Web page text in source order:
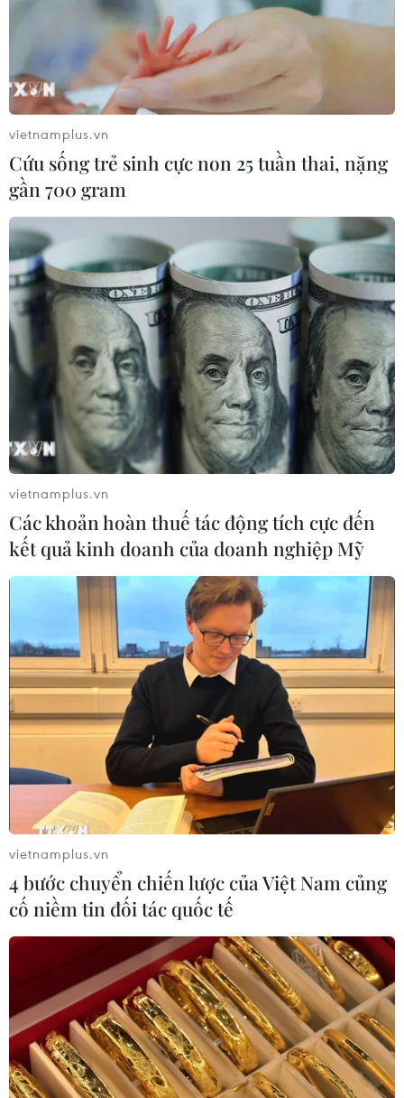
TIN CÙNG CHUYÊN MỤC
Trung Quốc công bố kế hoạch phát
triển ngành hàng không dân dụng
09/08/2026 05:12
Giá gạo Việt Nam đi ngược xu hướng
với các nước xuất khẩu lớn
09/08/2026 04:23
Vận tải biển toàn cầu tăng mạnh bất
chấp căng thẳng địa chính trị
09/08/2026 02:06
Canada chạy đua đạt thỏa thuận
trước khi thuế quan mới của Mỹ có
hiệu lực
09/08/2026 02:03
Khoa học công nghệ sẽ trở thành
động lực mới của quan hệ Việt Nam-
Australia
Thị trường vaccine thế giới chuyển
hướng sang người cao tuổi
08/08/2026 15:01
Chuyên gia Nhật Bản nói Việt Nam
nên ưu tiên sản xuất và đóng gói chip
vietnamplus.vn
Cứu sống trẻ sinh cực non 25 tuần thai, nặng
gần 700 gram
vietnamplus.vn
Các khoản hoàn thuế tác động tích cực đến
kết quả kinh doanh của doanh nghiệp Mỹ
vietnamplus.vn
4 bước chuyển chiến lược của Việt Nam củng
cố niềm tin đối tác quốc tế